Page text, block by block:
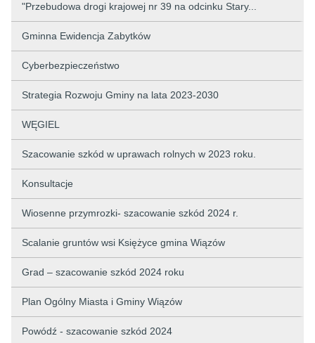
"Przebudowa drogi krajowej nr 39 na odcinku Stary...
Gminna Ewidencja Zabytków
Cyberbezpieczeństwo
Strategia Rozwoju Gminy na lata 2023-2030
WĘGIEL
Szacowanie szkód w uprawach rolnych w 2023 roku.
Konsultacje
Wiosenne przymrozki- szacowanie szkód 2024 r.
Scalanie gruntów wsi Księżyce gmina Wiązów
Grad – szacowanie szkód 2024 roku
Plan Ogólny Miasta i Gminy Wiązów
Powódź - szacowanie szkód 2024